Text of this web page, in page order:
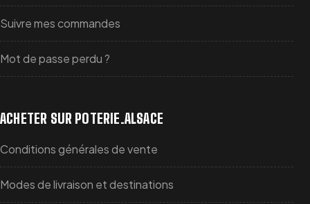
composer un ensemble destiné à la réalisation de petits
kouglofs individuels pour les fêtes de famille, les goûters
QUESTIONS FRÉQUENTES SUR LE MOULE À
KOUGLOF 12 CM
Suivre mes commandes
Mot de passe perdu ?
ACHETER SUR POTERIE.ALSACE
Conditions générales de vente
Modes de livraison et destinations